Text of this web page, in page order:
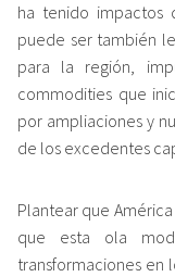
ha tenido impactos
puede ser también
para la región,
commodities que
por ampliaciones y
de los excedentes
Plantear que
que esta ola
transformaciones en